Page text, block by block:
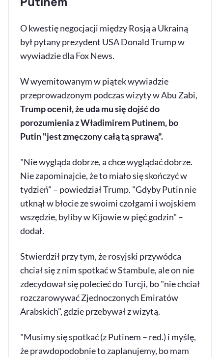
O kwestię negocjacji między Rosją a Ukrainą
był pytany prezydent USA Donald Trump w
wywiadzie dla Fox News.
W wyemitowanym w piątek wywiadzie
przeprowadzonym podczas wizyty w Abu Zabi,
Trump ocenił, że uda mu się dojść do
porozumienia z Władimirem Putinem, bo
Putin "jest zmęczony całą tą sprawą".
"Nie wygląda dobrze, a chce wyglądać dobrze.
Nie zapominajcie, że to miało się skończyć w
tydzień" – powiedział Trump. "Gdyby Putin nie
utknął w błocie ze swoimi czołgami i wojskiem
wszędzie, byliby w Kijowie w pięć godzin" –
dodał.
Stwierdził przy tym, że rosyjski przywódca
chciał się z nim spotkać w Stambule, ale on nie
zdecydował się polecieć do Turcji, bo "nie chciał
rozczarowywać Zjednoczonych Emiratów
Arabskich", gdzie przebywał z wizytą.
"Musimy się spotkać (z Putinem – red.) i myślę,
że prawdopodobnie to zaplanujemy, bo mam